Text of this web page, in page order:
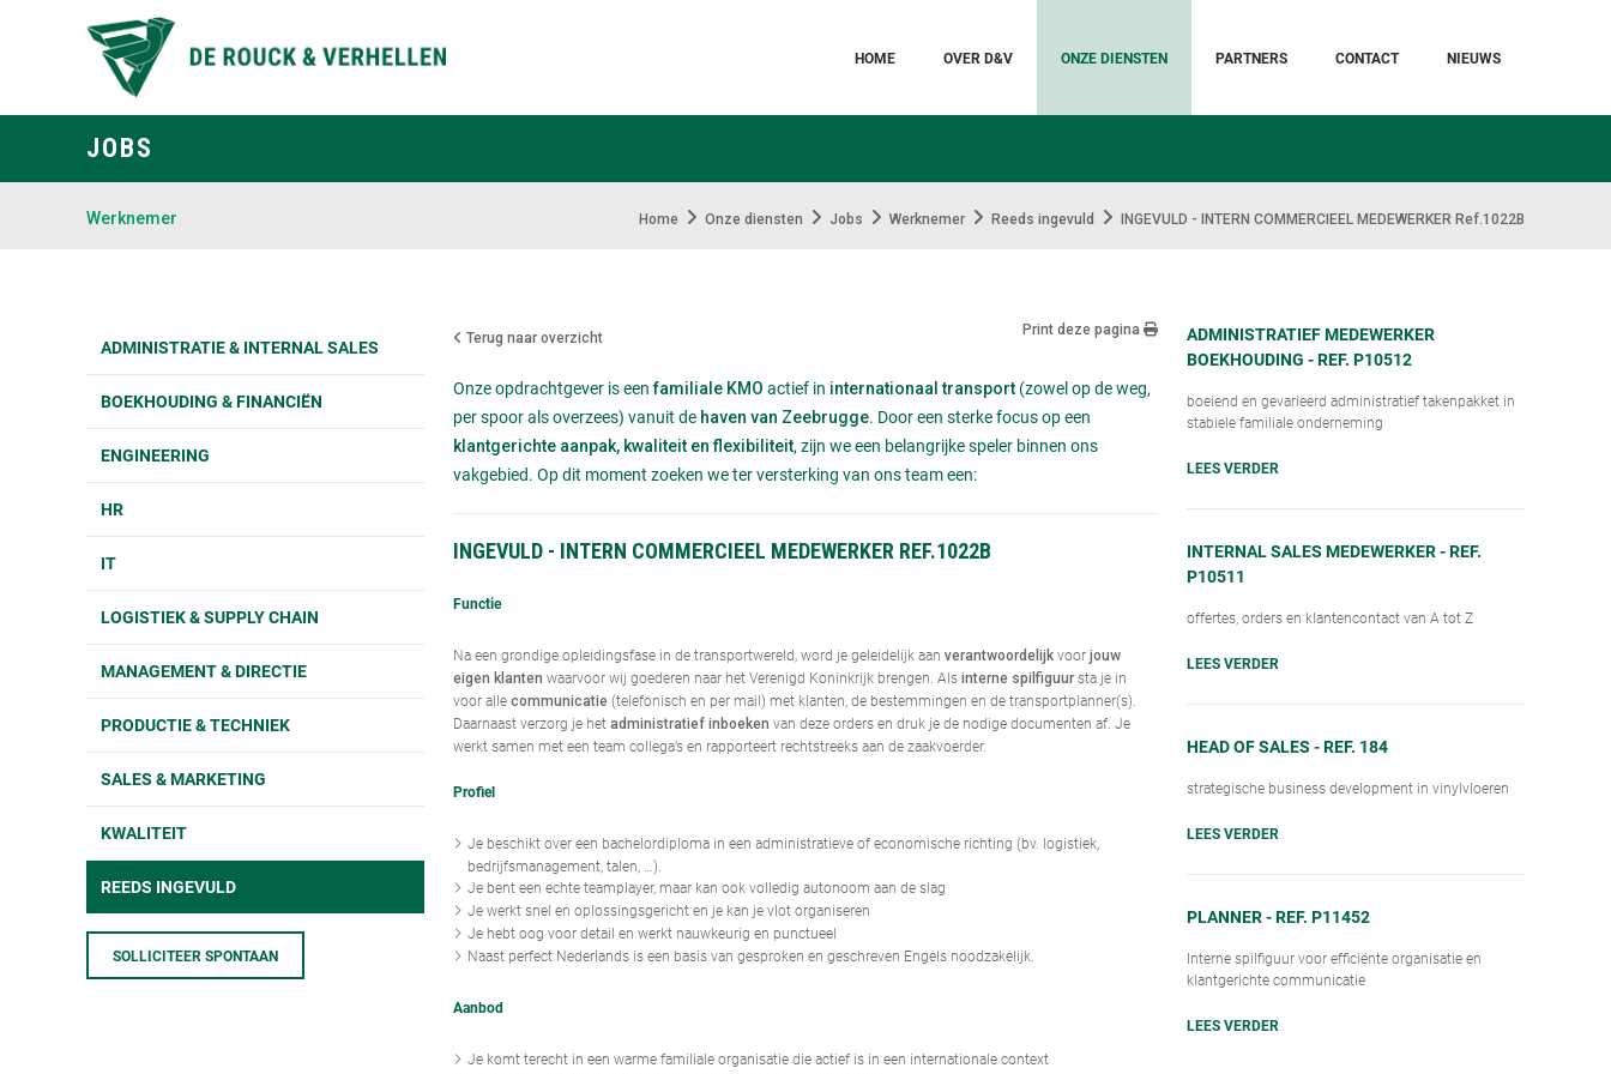
HOME OVER D&V ONZE DIENSTEN PARTNERS CONTACT NIEUWS
JOBS
Werknemer Home Onze diensten Jobs Werknemer Reeds ingevuld INGEVULD - INTERN COMMERCIEEL MEDEWERKER Ref.1022B
ADMINISTRATIE & INTERNAL SALES
BOEKHOUDING & FINANCIËN
ENGINEERING
HR
IT
LOGISTIEK & SUPPLY CHAIN
MANAGEMENT & DIRECTIE
PRODUCTIE & TECHNIEK
SALES & MARKETING
KWALITEIT
REEDS INGEVULD
SOLLICITEER SPONTAAN
Terug naar overzicht Print deze pagina
Onze opdrachtgever is eenfamiliale KMO actief in internationaal transport (zowel op de weg,
per spoor als overzees) vanuit de haven van Zeebrugge. Door een sterke focus op een
klantgerichte aanpak, kwaliteit en flexibiliteit, zijn we een belangrijke speler binnen ons
vakgebied. Op dit moment zoeken we ter versterking van ons team een:
INGEVULD - INTERN COMMERCIEEL MEDEWERKER REF.1022B
Functie
Na een grondige opleidingsfase in de transportwereld, word je geleidelijk aan verantwoordelijk voor jouw
eigen klanten waarvoor wij goederen naar het Verenigd Koninkrijk brengen. Als interne spilfiguur sta je in
voor alle communicatie (telefonisch en per mail) met klanten, de bestemmingen en de transportplanner(s).
Daarnaast verzorg je het administratief inboeken van deze orders en druk je de nodige documenten af. Je
werkt samen met een team collega’s en rapporteert rechtstreeks aan de zaakvoerder.
Profiel
Je beschikt over een bachelordiploma in een administratieve of economische richting (bv. logistiek,
bedrijfsmanagement, talen, …).
Je bent een echte teamplayer, maar kan ook volledig autonoom aan de slag
Je werkt snel en oplossingsgericht en je kan je vlot organiseren
Je hebt oog voor detail en werkt nauwkeurig en punctueel
Naast perfect Nederlands is een basis van gesproken en geschreven Engels noodzakelijk.
Aanbod
Je komt terecht in een warme familiale organisatie die actief is in een internationale context
ADMINISTRATIEF MEDEWERKER
BOEKHOUDING - REF. P10512
boeiend en gevarieerd administratief takenpakket in
stabiele familiale onderneming
LEES VERDER
INTERNAL SALES MEDEWERKER - REF.
P10511
offertes, orders en klantencontact van A tot Z
LEES VERDER
HEAD OF SALES - REF. 184
strategische business development in vinylvloeren
LEES VERDER
PLANNER - REF. P11452
Interne spilfiguur voor efficiënte organisatie en
klantgerichte communicatie
LEES VERDER